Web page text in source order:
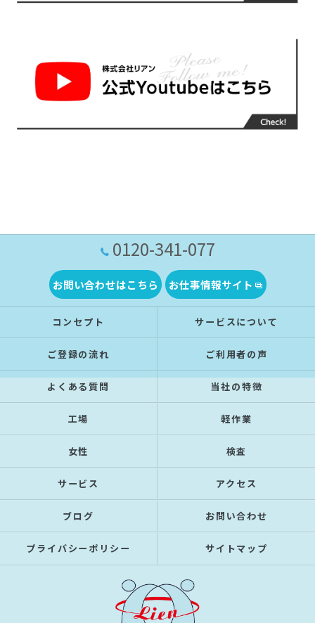
0120-341-077
お問い合わせはこちら お仕事情報サイト
コンセプト サービスについて
ご登録の流れ ご利用者の声
よくある質問 当社の特徴
工場 軽作業
女性 検査
サービス アクセス
ブログ お問い合わせ
プライバシーポリシー サイトマップ